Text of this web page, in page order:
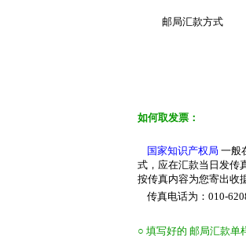
邮局汇款方式
如何取发票：
国家知识产权局 一般
式，应在汇款当日发传
按传真内容为您寄出收
传真电话为：010-
○ 填写好的 邮局汇款单